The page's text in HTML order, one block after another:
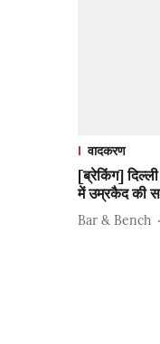
वादकरण
[ब्रेकिंग]
में उम्रकैद की
Bar & Bench